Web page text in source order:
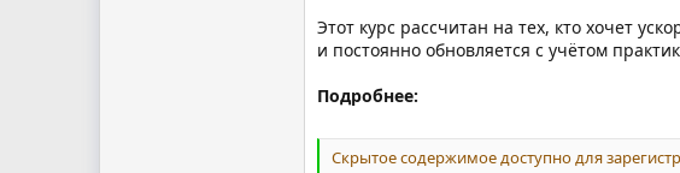
Этот курс рассчитан на тех, кто хочет
и постоянно обновляется с учётом
Подробнее:
Скрытое содержимое доступно для